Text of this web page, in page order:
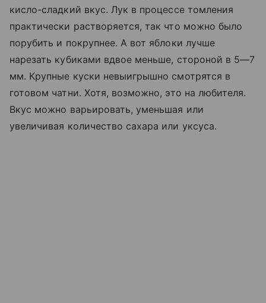
кисло-сладкий вкус. Лук в процессе томления
практически растворяется, так что можно было
порубить и покрупнее. А вот яблоки лучше
нарезать кубиками вдвое меньше, стороной в 5—7
мм. Крупные куски невыигрышно смотрятся в
готовом чатни. Хотя, возможно, это на любителя.
Вкус можно варьировать, уменьшая или
увеличивая количество сахара или уксуса.